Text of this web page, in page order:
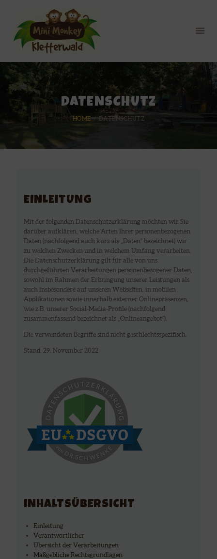
DATENSCHUTZ
HOME DATENSCHUTZ
HOME
KONZEPT
KLETTERWALD
PREISE
PROJEKTE
KONTAKT
EINLEITUNG
Mit der folgenden Datenschutzerklärung möchten wir Sie
darüber aufklären, welche Arten Ihrer personenbezogenen
Daten (nachfolgend auch kurz als „Daten“ bezeichnet) wir
zu welchen Zwecken und in welchem Umfang verarbeiten.
Die Datenschutzerklärung gilt für alle von uns
durchgeführten Verarbeitungen personenbezogener Daten,
sowohl im Rahmen der Erbringung unserer Leistungen als
auch insbesondere auf unseren Webseiten, in mobilen
Applikationen sowie innerhalb externer Onlinepräsenzen,
wie z.B. unserer Social-Media-Profile (nachfolgend
zusammenfassend bezeichnet als „Onlineangebot“).
Die verwendeten Begriffe sind nicht geschlechtsspezifisch.
Stand: 29. November 2022
INHALTSÜBERSICHT
Einleitung
Verantwortlicher
Übersicht der Verarbeitungen
Maßgebliche Rechtsgrundlagen